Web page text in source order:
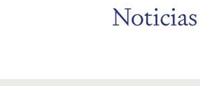
Noticias